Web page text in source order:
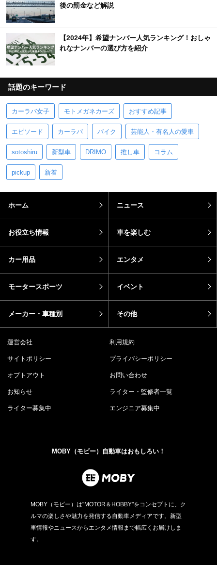
後の罰金など解説
【2024年】希望ナンバー人気ランキング！おしゃ
れなナンバーの選び方を紹介
話題のキーワード
カーラバ女子 モトメガネカーズ おすすめ記事
エピソード カーラバ バイク 芸能人・有名人の愛車
sotoshiru 新型車 DRIMO 推し車 コラム
pickup 新着
ホーム ニュース
お役立ち情報 車を楽しむ
カー用品 エンタメ
モータースポーツ イベント
メーカー・車種別 その他
運営会社 利用規約
サイトポリシー プライバシーポリシー
オプトアウト お問い合わせ
お知らせ ライター・監修者一覧
ライター募集中 エンジニア募集中
MOBY（モビー）自動車はおもしろい！
MOBY（モビー）は"MOTOR＆HOBBY"をコンセプトに、ク
ルマの楽しさや魅力を発信する自動車メディアです。新型
車情報やニュースからエンタメ情報まで幅広くお届けしま
す。